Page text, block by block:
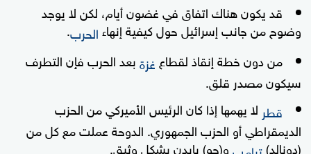
قد يكون هناك اتفاق في غضون أيام، لكن لا يوجد
وضوح من جانب إسرائيل حول كيفية إنهاء الحرب.
من دون خطة إنقاذ لقطاع غزة بعد الحرب فإن التطرف
سيكون مصدر قلق.
قطر لا يهمها إذا كان الرئيس الأميركي من الحزب
الديمقراطي أو الحزب الجمهوري. الدوحة عملت مع كل من
(دونالد)
و(جو) بايدن بشكل وثيق.